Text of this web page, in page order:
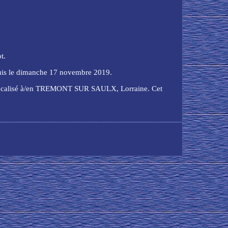
le dimanche 17 novembre 2019.
à/en TREMONT SUR SAULX, Lorraine. Cet